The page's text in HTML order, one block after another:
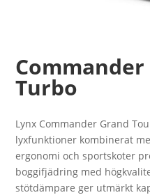
Commander
Turbo
Lynx Commander Grand
lyxfunktioner kombinerat
ergonomi och sportskoter
boggifjädring med
stötdämpare ger utmärkt